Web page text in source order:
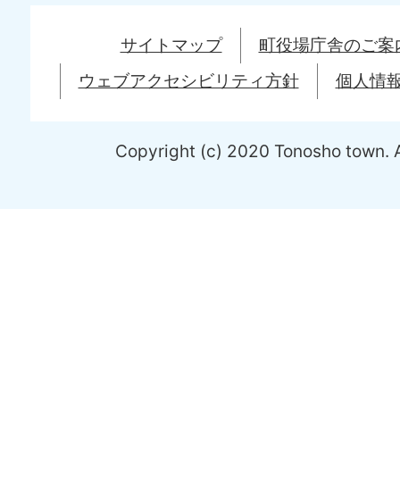
サイトマップ
町役場庁舎のご案
ウェブアクセシビリティ方針
個人情
Copyright (c) 2020 Tonosho town.